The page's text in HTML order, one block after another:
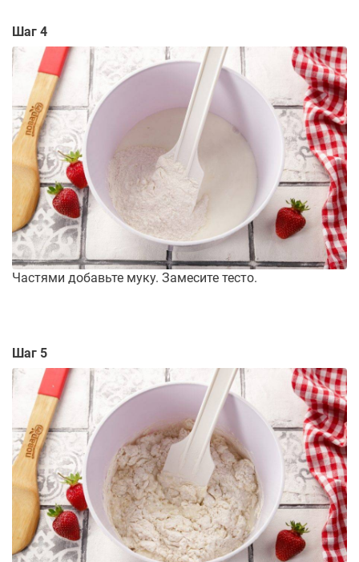
Шаг 4
Частями добавьте муку. Замесите тесто.
Шаг 5